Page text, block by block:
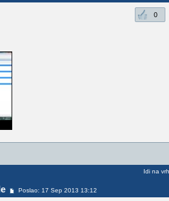
0
Poslao: 17 Sep 2013 13:12
Idi na vrh